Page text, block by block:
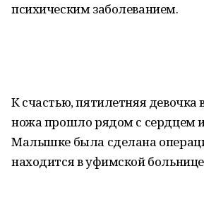
психическим заболеванием.
К счастью, пятилетняя девочка
ножа прошло рядом с сердцем и
Малышке была сделана
находится в уфимской